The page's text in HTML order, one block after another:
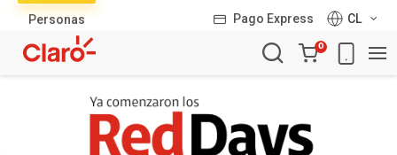
Personas Pago Express
CL
Carro
de
0
productos